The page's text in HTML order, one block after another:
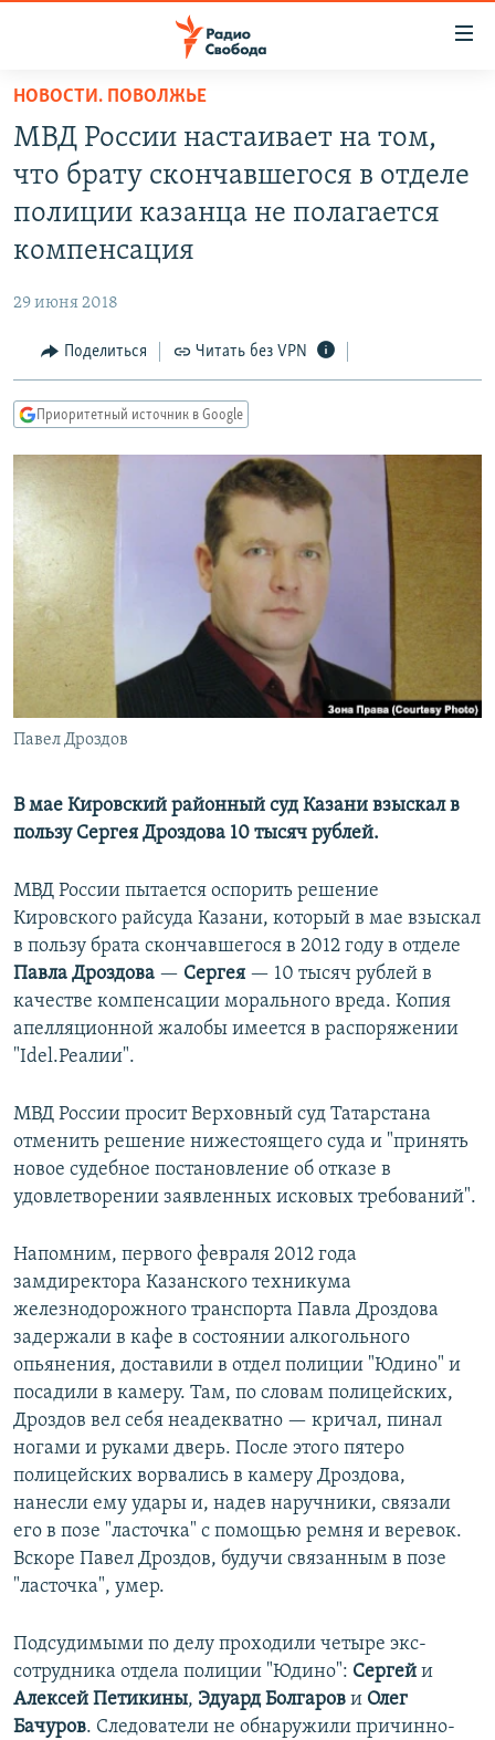
упрощенного
доступа
Вернуться
основному
содержанию
навигации
Вернутся
ПОДКАСТЫ
АВТОРСКИЕ ПРОЕКТЫ
IDEL.РЕАЛИИ
КАВКАЗ.РЕАЛИИ
СИБИРЬ.РЕАЛИИ
РАСПИСАНИЕ ВЕЩАНИЯ
ПОДПИШИТЕСЬ НА РАССЫЛКУ
СОЦИАЛЬНЫЕ СЕТИ
НОВОСТИ. ПОВОЛЖЬЕ
МВД России настаивает на том,
что брату скончавшегося в отделе
полиции казанца не полагается
компенсация
29 июня 2018
Поделиться Читать без VPN
Приоритетный источник в Google
Павел Дроздов
В мае Кировский районный суд Казани взыскал в
пользу Сергея Дроздова 10 тысяч рублей.
МВД России пытается оспорить решение
Кировского райсуда Казани, который в мае взыскал
в пользу брата скончавшегося в 2012 году в отделе
Павла Дроздова — Сергея — 10 тысяч рублей в
качестве компенсации морального вреда. Копия
апелляционной жалобы имеется в распоряжении
"Idel.Реалии".
МВД России просит Верховный суд Татарстана
отменить решение нижестоящего суда и "принять
новое судебное постановление об отказе в
удовлетворении заявленных исковых требований".
Напомним, первого февраля 2012 года
замдиректора Казанского техникума
железнодорожного транспорта Павла Дроздова
задержали в кафе в состоянии алкогольного
опьянения, доставили в отдел полиции "Юдино" и
посадили в камеру. Там, по словам полицейских,
Дроздов вел себя неадекватно — кричал, пинал
ногами и руками дверь. После этого пятеро
полицейских ворвались в камеру Дроздова,
нанесли ему удары и, надев наручники, связали
его в позе "ласточка" с помощью ремня и веревок.
Вскоре Павел Дроздов, будучи связанным в позе
"ласточка", умер.
Подсудимыми по делу проходили четыре экс-
сотрудника отдела полиции "Юдино": Сергей и
Алексей Петикины, Эдуард Болгаров и Олег
Бачуров. Следователи не обнаружили причинно-